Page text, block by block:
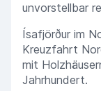
unvorstellbar
Ísafjörður im
Kreuzfahrt
mit
Jahrhundert.